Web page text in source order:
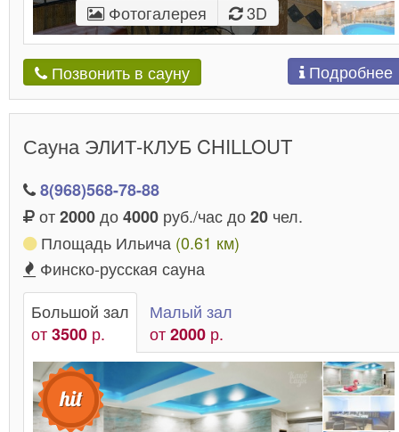
Фотогалерея 3D
Позвонить в сауну Подробнее
Сауна ЭЛИТ-КЛУБ CHILLOUT
8(968)568-78-88
от2000до4000 руб./час до20 чел.
Площадь Ильича (0.61 км)
Финско-русская сауна
Большой зал
от3500 р.
Малый зал
от2000 р.